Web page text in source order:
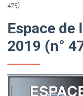
475)
Espace
2019 (n°